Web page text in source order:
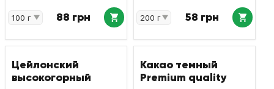
88 грн 58 грн
Цейлонский
высокогорный
Какао темный
Premium quality